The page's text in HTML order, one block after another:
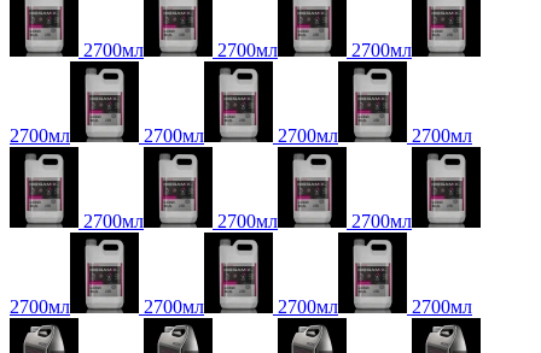
2700мл 2700мл 2700мл
2700мл 2700мл 2700мл 2700мл
2700мл 2700мл 2700мл
2700мл 2700мл 2700мл 2700мл